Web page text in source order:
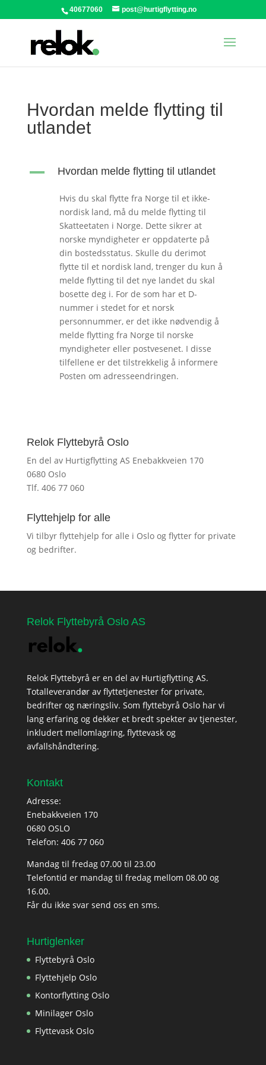
40677060 post@hurtigflytting.no
Hvordan melde flytting til
utlandet
A Hvordan melde flytting til utlandet
Hvis du skal flytte fra Norge til et ikke-
nordisk land, må du melde flytting til
Skatteetaten i Norge. Dette sikrer at
norske myndigheter er oppdaterte på
din bostedsstatus. Skulle du derimot
flytte til et nordisk land, trenger du kun å
melde flytting til det nye landet du skal
bosette deg i. For de som har et D-
nummer i stedet for et norsk
personnummer, er det ikke nødvendig å
melde flytting fra Norge til norske
myndigheter eller postvesenet. I disse
tilfellene er det tilstrekkelig å informere
Posten om adresseendringen.
Relok Flyttebyrå Oslo
En del av Hurtigflytting AS Enebakkveien 170
0680 Oslo
Tlf. 406 77 060
Flyttehjelp for alle
Vi tilbyr flyttehjelp for alle i Oslo og flytter for private
og bedrifter.
Relok Flyttebyrå Oslo AS
Relok Flyttebyrå er en del av Hurtigflytting AS.
Totalleverandør av flyttetjenester for private,
bedrifter og næringsliv. Som flyttebyrå Oslo har vi
lang erfaring og dekker et bredt spekter av tjenester,
inkludert mellomlagring, flyttevask og
avfallshåndtering.
Kontakt
Adresse:
Enebakkveien 170
0680 OSLO
Telefon: 406 77 060
Mandag til fredag 07.00 til 23.00
Telefontid er mandag til fredag mellom 08.00 og
16.00.
Får du ikke svar send oss en sms.
Hurtiglenker
Flyttebyrå Oslo
Flyttehjelp Oslo
Kontorflytting Oslo
Minilager Oslo
Flyttevask Oslo